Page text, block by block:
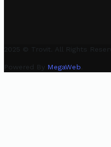
2025 © Trovit. All Rights
Powered By MegaWeb